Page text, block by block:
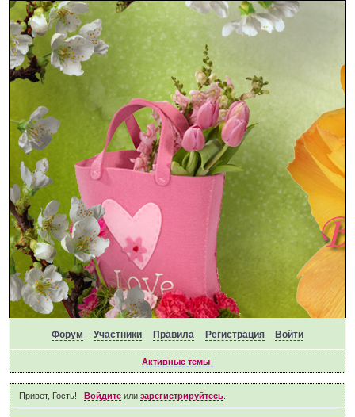
Форум Участники Правила Регистрация Войти
Активные темы
Привет, Гость! Войдитеили зарегистрируйтесь.